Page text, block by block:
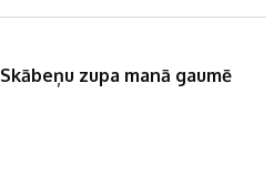
Skābeņu zupa manā gaumē